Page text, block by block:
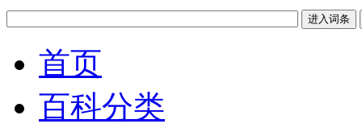
首页
百科分类